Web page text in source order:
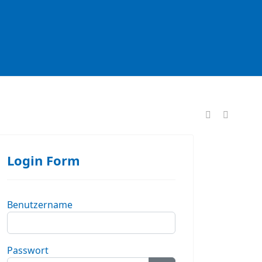
Login Form
Benutzername
Passwort